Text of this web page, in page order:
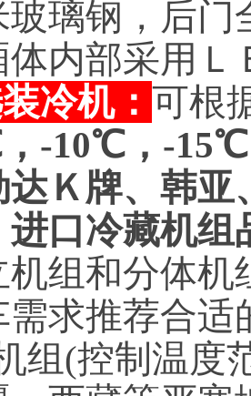
璃钢，后
内部采用
冷机： 可根
-10℃，-
达Ｋ牌、韩
进口冷藏机组
组和分体机
求推荐合适
组(控制温